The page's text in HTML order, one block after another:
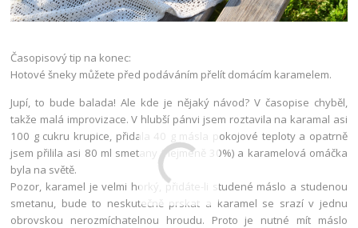
Časopisový tip na konec:
Hotové šneky můžete před podáváním přelít domácím karamelem.
Jupí, to bude balada! Ale kde je nějaký návod? V časopise chyběl,
takže malá improvizace. V hlubší pánvi jsem roztavila na karamal asi
100 g cukru krupice, přidala 40 g másla pokojové teploty a opatrně
jsem přilila asi 80 ml smetany (nejméně 30%) a karamelová omáčka
byla na světě.
Pozor, karamel je velmi horký, přidáte-li studené máslo a studenou
smetanu, bude to neskutečně prskat a karamel se srazí v jednu
obrovskou nerozmíchatelnou hroudu. Proto je nutné mít máslo